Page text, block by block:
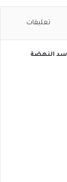
تعليقات
مقال شهر اغسطس 2021 سد النهضة